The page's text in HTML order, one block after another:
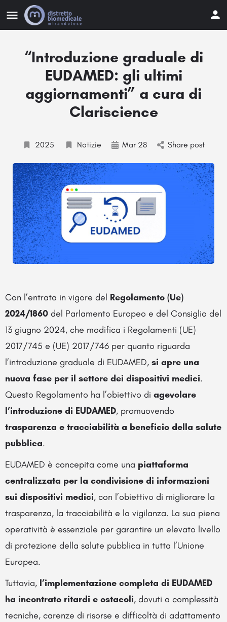
“Introduzione graduale di
EUDAMED: gli ultimi
aggiornamenti” a cura di
Clariscience
2025 Notizie Mar 28 Share post
Con l’entrata in vigore del Regolamento (Ue)
2024/1860 del Parlamento Europeo e del Consiglio del
13 giugno 2024, che modifica i Regolamenti (UE)
2017/745 e (UE) 2017/746 per quanto riguarda
l’introduzione graduale di EUDAMED, si apre una
nuova fase per il settore dei dispositivi medici.
Questo Regolamento ha l’obiettivo di agevolare
l’introduzione di EUDAMED, promuovendo
trasparenza e tracciabilità a beneficio della salute
pubblica.
EUDAMED è concepita come una piattaforma
centralizzata per la condivisione di informazioni
sui dispositivi medici, con l’obiettivo di migliorare la
trasparenza, la tracciabilità e la vigilanza. La sua piena
operatività è essenziale per garantire un elevato livello
di protezione della salute pubblica in tutta l’Unione
Europea.
Tuttavia, l’implementazione completa di EUDAMED
ha incontrato ritardi e ostacoli, dovuti a complessità
tecniche, carenze di risorse e difficoltà di adattamento